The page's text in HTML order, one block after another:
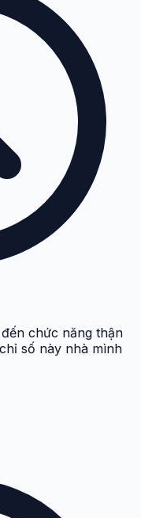
chức năng thận
số này nhà mình